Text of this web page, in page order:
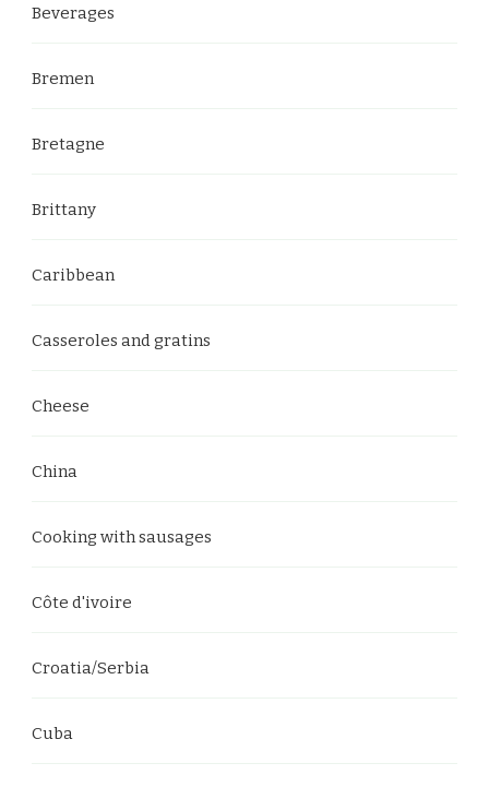
Beverages
Bremen
Bretagne
Brittany
Caribbean
Casseroles and gratins
Cheese
China
Cooking with sausages
Côte d'ivoire
Croatia/Serbia
Cuba